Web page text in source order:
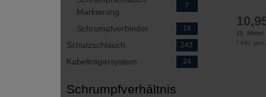
Markierung
7
Schrumpfverbinder 16
Schutzschlauch 243
Kabelträgersystem 24
Schrumpfverhältnis
15 Meter
* inkl.